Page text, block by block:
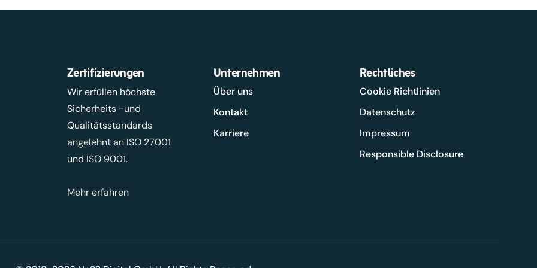
Zertifizierungen
Wir erfüllen höchste
Sicherheits -und
Qualitätsstandards
angelehnt an ISO 27001
und ISO 9001.
Mehr erfahren
Unternehmen
Über uns
Kontakt
Karriere
Rechtliches
Cookie Richtlinien
Datenschutz
Impressum
Responsible Disclosure